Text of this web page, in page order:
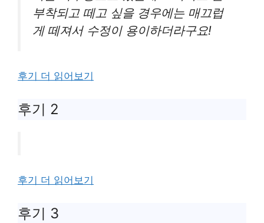
부착되고 떼고 싶을 경우에는 매끄럽
게 떼져서 수정이 용이하더라구요!
후기 더 읽어보기
후기 2
후기 더 읽어보기
후기 3